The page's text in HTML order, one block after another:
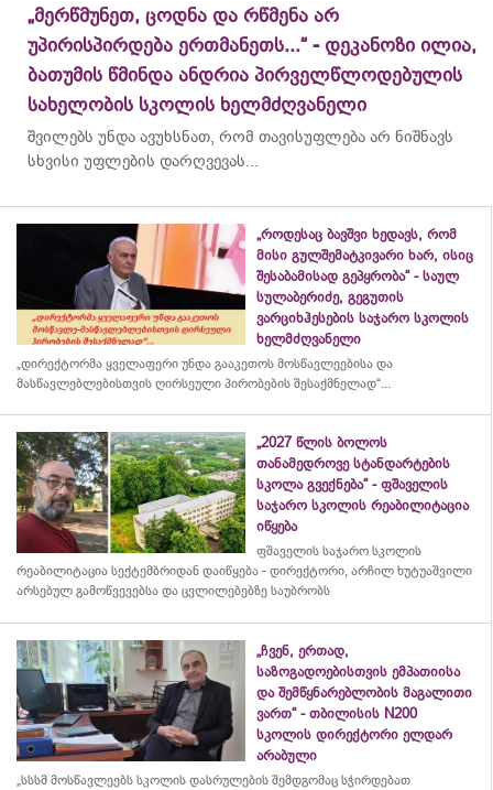
„მერწმუნეთ, ცოდნა და რწმენა არ
უპირისპირდება ერთმანეთს...“ - დეკანოზი ილია,
ბათუმის წმინდა ანდრია პირველწლოდებულის
სახელობის სკოლის ხელმძღვანელი
შვილებს უნდა ავუხსნათ, რომ თავისუფლება არ ნიშნავს
სხვისი უფლების დარღვევას...
„როდესაც ბავშვი ხედავს, რომ
მისი გულშემატკივარი ხარ, ისიც
შესაბამისად გეპყრობა“ - საულ
სულაბერიძე, გეგუთის
ვარციხჰესების საჯარო სკოლის
ხელმძღვანელი
„დირექტორმა ყველაფერი უნდა გააკეთოს მოსწავლეებისა და
მასწავლებლებისთვის ღირსეული პირობების შესაქმნელად“...
„2027 წლის ბოლოს
თანამედროვე სტანდარტების
სკოლა გვექნება“ - ფშაველის
საჯარო სკოლის რეაბილიტაცია
იწყება
ფშაველის საჯარო სკოლის
რეაბილიტაცია სექტემბრიდან დაიწყება - დირექტორი, არჩილ ხუტუაშვილი
არსებულ გამოწვევებსა და ცვლილებებზე საუბრობს
„ჩვენ, ერთად,
საზოგადოებისთვის ემპათიისა
და შემწყნარებლობის მაგალითი
ვართ“ - თბილისის N200
სკოლის დირექტორი ელდარ
არაბული
„სსსმ მოსწავლეებს სკოლის დასრულების შემდგომაც სჭირდებათ